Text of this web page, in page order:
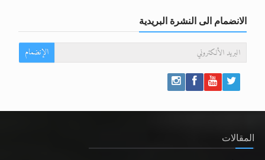
الانضمام الى النشرة البريدية
الإنضمام
المقالات